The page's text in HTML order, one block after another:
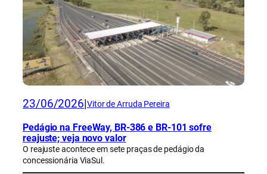
23/06/2026 Vitor de Arruda Pereira
Pedágio na FreeWay, BR-386 e BR-101 sofre
reajuste; veja novo valor
O reajuste acontece em sete praças de pedágio da
concessionária ViaSul.